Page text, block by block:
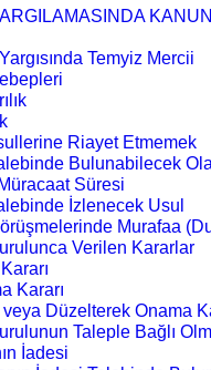
Temyiz Mercii
Riayet Etmemek
Bulunabilecek
Süresi
İzlenecek Usul
Murafaa
Verilen Kararlar
Kararı
Düzelterek Onama
Taleple Bağlı
İadesi